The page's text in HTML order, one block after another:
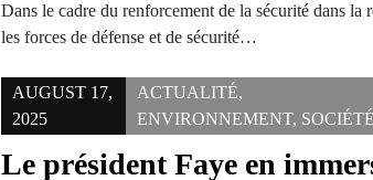
Dans le cadre du renforcement de la sécurité dans
les forces de défense et de sécurité…
AUGUST 17,
2025
ACTUALITÉ,
ENVIRONNEMENT, SOCIÉTÉ
Le président Faye en